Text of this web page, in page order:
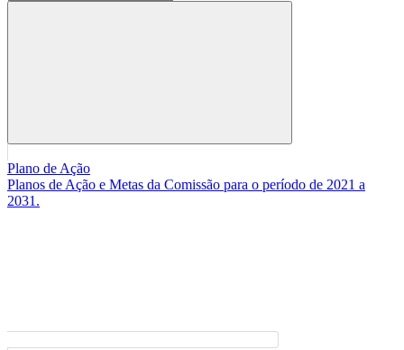
Buscar
Plano de Ação
Planos de Ação e Metas da Comissão para o período de 2021 a
2031.